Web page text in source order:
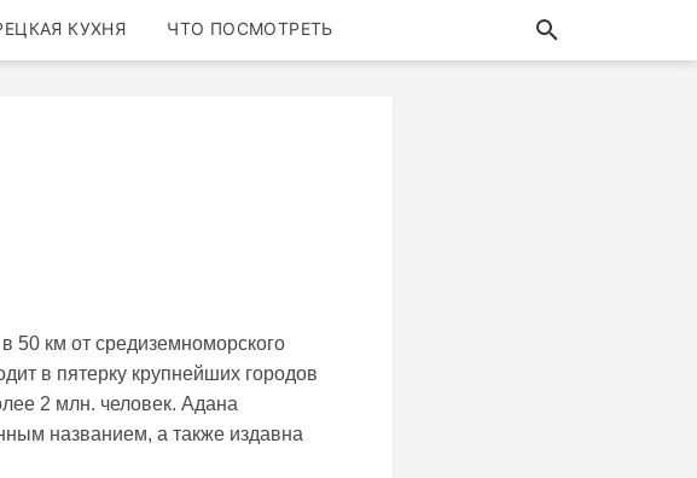
КУХНЯ ЧТО ПОСМОТРЕТЬ
50 км от средиземноморского
в пятерку крупнейших городов
2 млн. человек. Адана
названием, а также издавна